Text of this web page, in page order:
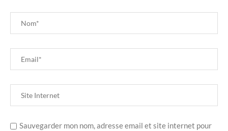
Sauvegarder mon nom, adresse email et site internet pour